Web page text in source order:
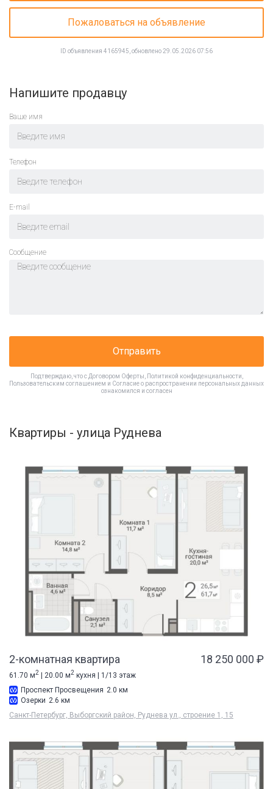
Пожаловаться на объявление
ID объявления 4165945, обновлено 29.05.2026 07:56
Напишите продавцу
Ваше имя
Телефон
E-mail
Cообщение
Отправить
Подтверждаю, что с Договором Оферты Политикой конфиденциальности
Пользовательским соглашением и Согласие о распространении персональных данных
ознакомился и согласен
Квартиры - улица Руднева
2-комнатная квартира 18 250 000 ₽
61.70 м2 | 20.00 м2 кухня | 1/13 этаж
Проспект Просвещения 2.0 км
Озерки 2.6 км
Санкт-Петербург, Выборгский район, Руднева ул., строение 1, 15